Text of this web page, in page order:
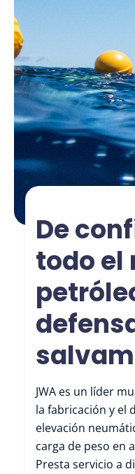
De
todo el
JWA es un líder
la fabricación y el
elevación
carga de peso en
Presta servicio a